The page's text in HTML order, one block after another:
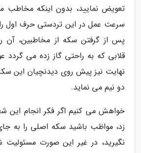
تعویض نمایید، بدون اینکه مخاطب
سرعت عمل در این تردستی حرف اول را
پس از گرفتن سکه از مخاطبین، آن
قلابی که به راحتی گاز زده می
نهایت نیز پیش روی دیدنچیان این
دو نیم می نماید.
خواهش می کنیم اگر فکر انجام این
زد، مواظب باشید سکه اصلی را به
نگیرید، در غیر این صورت